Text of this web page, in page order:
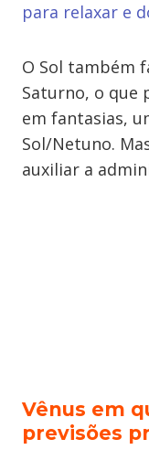
para relaxar e
O Sol também
Saturno, o que
em fantasias,
Sol/Netuno.
auxiliar a
Vênus em
previsões